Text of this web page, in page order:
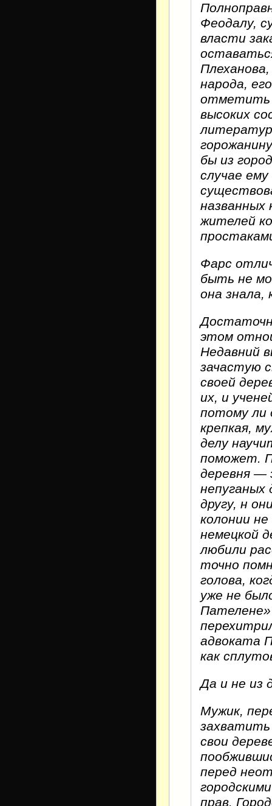
Феодалу,
власти
народа,
отметить
высоких
бы из
случае
названных
жителей
Фарс
быть не
она знала,
этом
Недавний
зачастую
своей
их, и
потому ли
крепкая,
делу
поможет.
деревня —
непуганых
другу, н
колонии
немецкой
любили
точно
голова,
уже не
Пателене»
адвоката
как
Да и не из
Мужик,
захватить
свои
перед
прав.